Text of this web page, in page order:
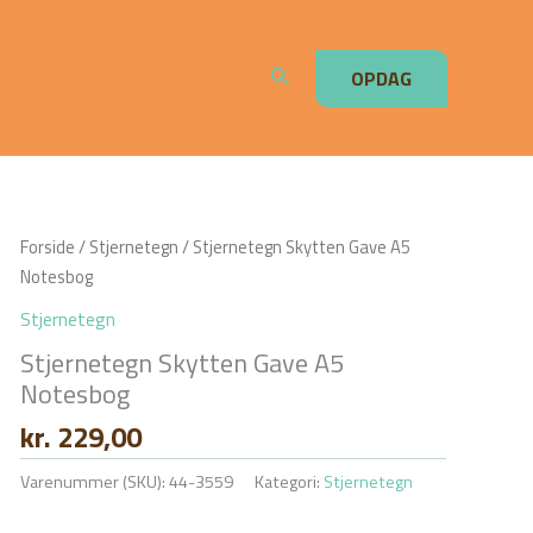
Søg OPDAG
Forside/Stjernetegn/ Stjernetegn Skytten Gave A5
Notesbog
Stjernetegn
Stjernetegn Skytten Gave A5
Notesbog
kr. 229,00
Varenummer (SKU):44-3559 Kategori: Stjernetegn